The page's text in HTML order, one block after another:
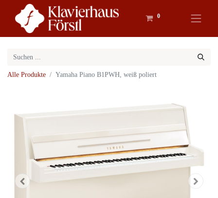
0
Alle Produkte Yamaha Piano B1PWH, weiß poliert